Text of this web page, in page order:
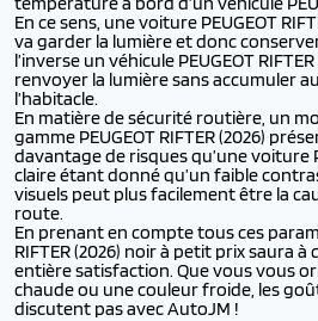
En ce sens, une voiture PEUGEOT
va garder la lumière et donc
l’inverse un véhicule PEUGEOT
renvoyer la lumière sans accumuler
l’habitacle.
En matière de sécurité routière, un
gamme PEUGEOT RIFTER (2026)
davantage de risques qu’une voiture
claire étant donné qu’un faible
visuels peut plus facilement être la
route.
En prenant en compte tous ces
RIFTER (2026) noir à petit prix saura
entière satisfaction. Que vous vous
chaude ou une couleur froide, les
discutent pas avec AutoJM !